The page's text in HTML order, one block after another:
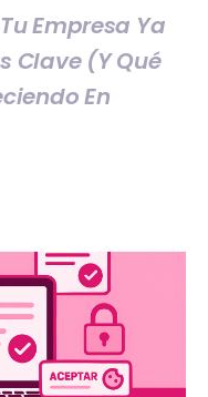
Empresa Ya
Clave (y Qué
En